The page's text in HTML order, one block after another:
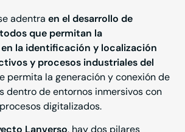
adentra en el desarrollo de
que permitan la
la identificación y localización
y procesos industriales del
permita la generación y conexión de
dentro de entornos inmersivos con
digitalizados.